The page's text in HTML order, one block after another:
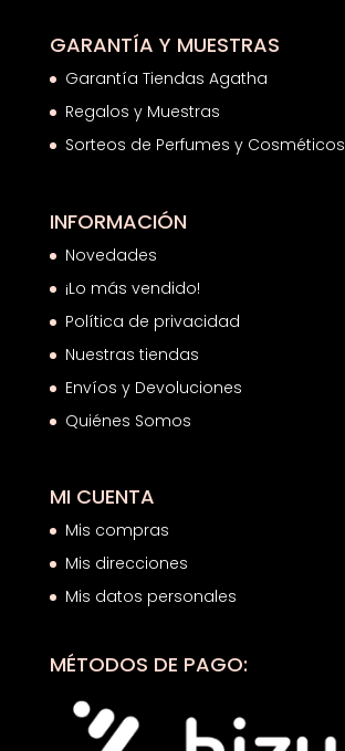
GARANTÍA Y MUESTRAS
Garantía Tiendas Agatha
Regalos y Muestras
Sorteos de Perfumes y Cosméticos
INFORMACIÓN
Novedades
¡Lo más vendido!
Política de privacidad
Nuestras tiendas
Envíos y Devoluciones
Quiénes Somos
MI CUENTA
Mis compras
Mis direcciones
Mis datos personales
MÉTODOS DE PAGO: